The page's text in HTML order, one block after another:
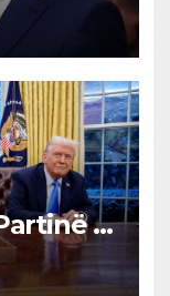
e
të